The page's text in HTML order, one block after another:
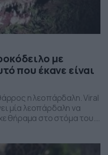
με
που έκανε είναι
η λεοπάρδαλη. Viral
μία λεοπάρδαλη να
θήραμα στο στόμα του.
πως ο